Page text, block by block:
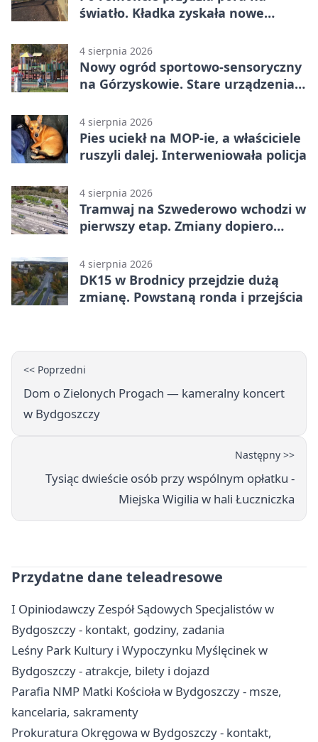
światło. Kładka zyskała nowe
4 sierpnia 2026
Nowy ogród sportowo-sensoryczny
na Górzyskowie. Stare urządzenia
4 sierpnia 2026
Pies uciekł na MOP-ie, a właściciele
ruszyli dalej. Interweniowała policja
4 sierpnia 2026
Tramwaj na Szwederowo wchodzi w
pierwszy etap. Zmiany dopiero
4 sierpnia 2026
DK15 w Brodnicy przejdzie dużą
zmianę. Powstaną ronda i przejścia
<< Poprzedni
Dom o Zielonych Progach — kameralny koncert
w Bydgoszczy
Następny >>
Tysiąc dwieście osób przy wspólnym opłatku -
Miejska Wigilia w hali Łuczniczka
Przydatne dane teleadresowe
I Opiniodawczy Zespół Sądowych Specjalistów w
Bydgoszczy - kontakt, godziny, zadania
Leśny Park Kultury i Wypoczynku Myślęcinek w
Bydgoszczy - atrakcje, bilety i dojazd
Parafia NMP Matki Kościoła w Bydgoszczy - msze,
kancelaria, sakramenty
Prokuratura Okręgowa w Bydgoszczy - kontakt,